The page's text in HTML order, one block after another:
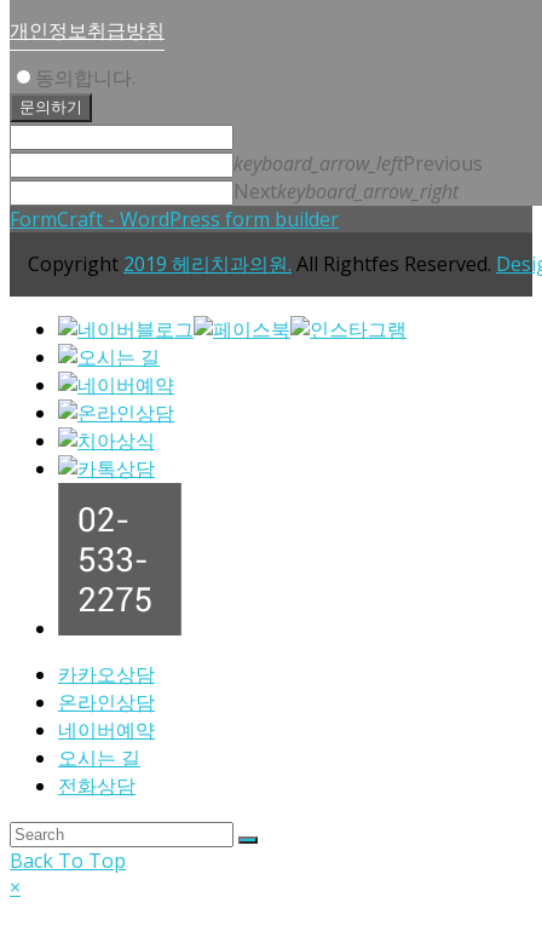
개인정보취급방침
동의합니다.
문의하기
keyboard_arrow_leftPrevious
Nextkeyboard_arrow_right
FormCraft - WordPress form builder
Copyright 2019 헤리치과의원. All Rightfes Reserved.
카카오상담
온라인상담
네이버예약
오시는 길
전화상담
Back To Top
×